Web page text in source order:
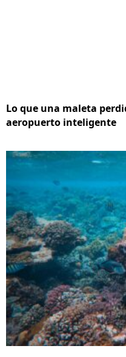
Lo que una maleta
aeropuerto inteligente